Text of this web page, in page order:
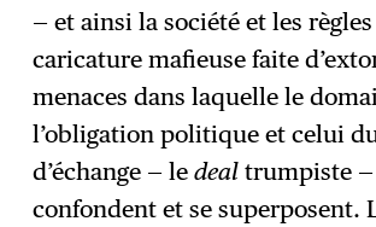
— et ainsi la société et les
caricature mafieuse faite
menaces dans laquelle le
l’obligation politique et celui
d’échange — ledeal trumpiste —
confondent et se superposent.